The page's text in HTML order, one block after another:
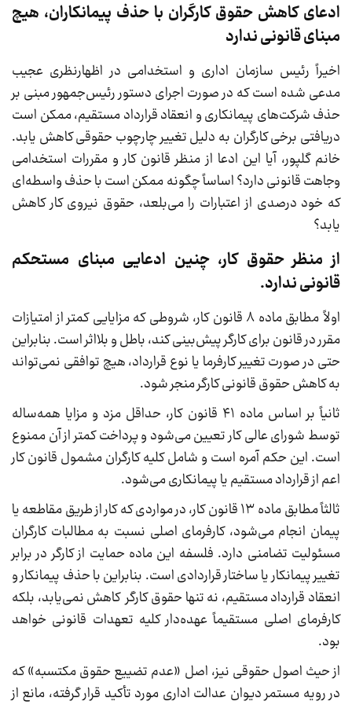
ادعای کاهش حقوق کارگران با حذف پیمانکاران، هیچ
مبنای قانونی ندارد
اخیراً رئیس سازمان اداری و استخدامی در اظهارنظری عجیب
مدعی شده است که در صورت اجرای دستور رئیس‌جمهور مبنی بر
حذف شرکت‌های پیمانکاری و انعقاد قرارداد مستقیم، ممکن است
دریافتی برخی کارگران به دلیل تغییر چارچوب حقوقی کاهش یابد.
خانم گلپور، آیا این ادعا از منظر قانون کار و مقررات استخدامی
وجاهت قانونی دارد؟ اساساً چگونه ممکن است با حذف واسطه‌ای
که خود درصدی از اعتبارات را می‌بلعد، حقوق نیروی کار کاهش
یابد؟
از منظر حقوق کار، چنین ادعایی مبنای مستحکم
قانونی ندارد.
اولاً مطابق ماده ۸ قانون کار، شروطی که مزایایی کمتر از امتیازات
مقرر در قانون برای کارگر پیش‌بینی کند، باطل و بلااثر است. بنابراین
حتی در صورت تغییر کارفرما یا نوع قرارداد، هیچ توافقی نمی‌تواند
به کاهش حقوق قانونی کارگر منجر شود.
ثانیاً بر اساس ماده ۴۱ قانون کار، حداقل مزد و مزایا همه‌ساله
توسط شورای عالی کار تعیین می‌شود و پرداخت کمتر از آن ممنوع
است. این حکم آمره است و شامل کلیه کارگران مشمول قانون کار
اعم از قرارداد مستقیم یا پیمانکاری می‌شود.
ثالثاً مطابق ماده ۱۳ قانون کار، در مواردی که کار از طریق مقاطعه یا
پیمان انجام می‌شود، کارفرمای اصلی نسبت به مطالبات کارگران
مسئولیت تضامنی دارد. فلسفه این ماده حمایت از کارگر در برابر
تغییر پیمانکار یا ساختار قراردادی است. بنابراین با حذف پیمانکار و
انعقاد قرارداد مستقیم، نه تنها حقوق کارگر کاهش نمی‌یابد، بلکه
کارفرمای اصلی مستقیماً عهده‌دار کلیه تعهدات قانونی خواهد
بود.
از حیث اصول حقوقی نیز، اصل «عدم تضییع حقوق مکتسبه» که
در رویه مستمر دیوان عدالت اداری مورد تأکید قرار گرفته، مانع از